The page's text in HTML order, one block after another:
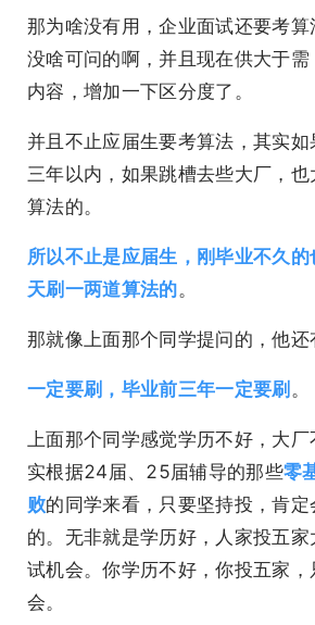
那为啥没有用，企业面试还要考
没啥可问的啊，并且现在供大于
内容，增加一下区分度了。
并且不止应届生要考算法，其实
三年以内，如果跳槽去些大厂，
算法的。
所以不止是应届生，刚毕业不久
天刷一两道算法的。
那就像上面那个同学提问的，他还
一定要刷，毕业前三年一定要刷 。
上面那个同学感觉学历不好，大
实根据24届、25届辅导的那些零
败的同学来看，只要坚持投，肯
的。无非就是学历好，人家投五
试机会。你学历不好，你投五家
会。